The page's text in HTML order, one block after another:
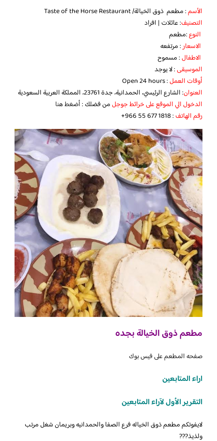
الأسم: مطعم ذوق الخيالة/ Taste of the Horse Restaurant
التصنيف: عائلات | افراد
النوع:مطعم
الاسعار: مرتفعه
الاطفال: مسموح
الموسيقى: لا يوجد
أوقات العمل: Open 24 hours
العنوان: الشارع الرئيسي، الحمدانية، جدة 23761، المملكة العربية السعودية
الدخول الي الموقع على خرائط جوجلمن فضلك :أضغط هنا
رقم الهاتف: ‏‪‏‏‪‏‏‪‏‪+966 55 677 1818‬‏
مطعم ذوق الخيالة بجده
صفحه المطعم على فيس بوك
اراء المتابعين
التقرير الأول لآراء المتابعين
‏لايفوتكم مطعم ذوق الخياله فرع الصفا والحمدانيه وبريمان شغل مرتب
ولذيذ???‎